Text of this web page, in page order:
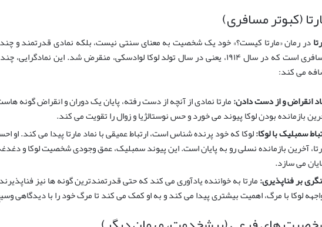
(کبوتر مسافری)
در رمان «مارتا کیست؟» خود یک شخصیت به معنای سنتی نیست، بلکه نمادی قدرتمند و
مسافری است که در سال ۱۹۱۴، یعنی در سال تولد لوکا لوادسکی، منقرض شد. این
می کند:
انقراض و از دست دادن:مارتا نمادی از آنچه از دست رفته، پایان یک دوران و انقراض گونه
بازمانده بودن لوکا پیوند می خورد و حس نوستالژیا و زوال را تقویت می کند.
سمبلیک با لوکا:لوکا که خود پرنده شناس است، ارتباط عمیقی با نماد مارتا پیدا می کند. او
آخرین بازمانده نسلی رو به پایان است. این پیوند سمبلیک، عمق وجودی شخصیت لوکا و
می سازد.
بر فناپذیری:مارتا به خواننده یادآوری می کند که حتی قدرتمندترین گونه ها نیز
لوکا با مرگ، اهمیت بیشتری پیدا می کند و به او کمک می کند تا مرگ خود را با دیدگاهی